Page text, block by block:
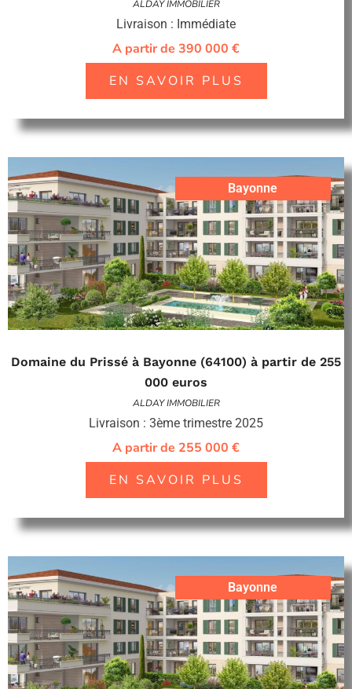
ALDAY IMMOBILIER
Livraison : Immédiate
A partir de 390 000 €
EN SAVOIR PLUS
Bayonne
Domaine du Prissé à Bayonne (64100) à partir de 255
000 euros
ALDAY IMMOBILIER
Livraison : 3ème trimestre 2025
A partir de 255 000 €
EN SAVOIR PLUS
Bayonne